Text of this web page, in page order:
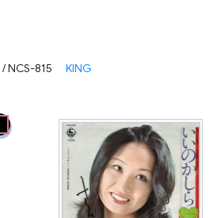
/ NCS-815 KING